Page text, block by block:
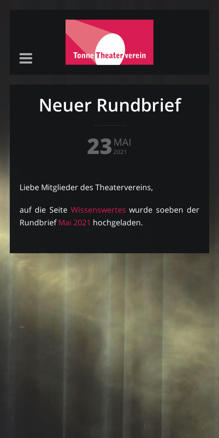
Neuer Rundbrief
23 MAI
2021
Liebe Mitglieder des Theatervereins,
auf die Seite Wissenswertes wurde soeben der
RundbriefMai 2021 hochgeladen.